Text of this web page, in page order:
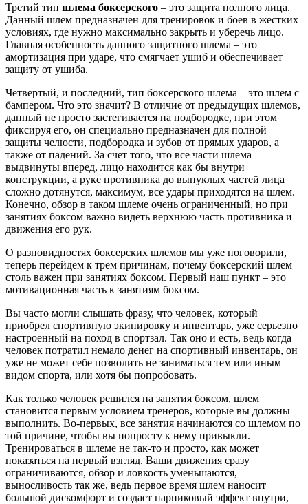
Третий тип шлема боксерского – это защита полного лица.
Данный шлем предназначен для тренировок и боев в жестких
условиях, где нужно максимально закрыть и уберечь лицо.
Главная особенность данного защитного шлема – это
амортизация при ударе, что смягчает ушиб и обеспечивает
защиту от ушиба.
Четвертый, и последний, тип боксерского шлема – это шлем с
бампером. Что это значит? В отличие от предыдущих шлемов,
данный не просто застегивается на подбородке, при этом
фиксируя его, он специально предназначен для полной
защиты челюсти, подбородка и зубов от прямых ударов, а
также от падений. За счет того, что все части шлема
выдвинуты вперед, лицо находится как бы внутри
конструкции, а руке противника до выпуклых частей лица
сложно дотянутся, максимум, все удары приходятся на шлем.
Конечно, обзор в таком шлеме очень ограниченный, но при
занятиях боксом важно видеть верхнюю часть противника и
движения его рук.
О разновидностях боксерских шлемов мы уже поговорили,
теперь перейдем к трем причинам, почему боксерский шлем
столь важен при занятиях боксом. Первый наш пункт – это
мотивационная часть к занятиям боксом.
Вы часто могли слышать фразу, что человек, который
приобрел спортивную экипировку и инвентарь, уже серьезно
настроенный на поход в спортзал. Так оно и есть, ведь когда
человек потратил немало денег на спортивный инвентарь, он
уже не может себе позволить не заниматься тем или иным
видом спорта, или хотя бы попробовать.
Как только человек решился на занятия боксом, шлем
становится первым условием тренеров, которые вы должны
выполнить. Во-первых, все занятия начинаются со шлемом по
той причине, чтобы вы попросту к нему привыкли.
Тренироваться в шлеме не так-то и просто, как может
показаться на первый взгляд. Ваши движения сразу
ограничиваются, обзор и ловкость уменьшаются,
выносливость так же, ведь первое время шлем наносит
большой дискомфорт и создает парниковый эффект внутри,